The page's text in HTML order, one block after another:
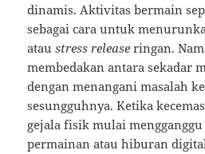
dinamis. Aktivitas bermain
sebagai cara untuk
ataustress release ringan.
membedakan antara sekadar
dengan menangani masalah
sesungguhnya. Ketika
gejala fisik mulai
permainan atau hiburan